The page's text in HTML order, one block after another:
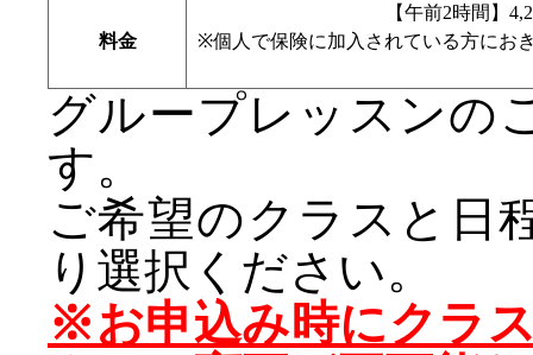
料金
【午前2時間】
※個人で保険に加入されている方にお
グループレッスンの
す。
ご希望のクラスと日
り選択ください。
※お申込み時にクラ